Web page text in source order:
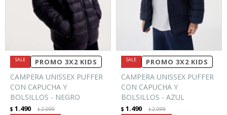
PROMO 3X2 KIDS
CAMPERA UNISSEX PUFFER
CON CAPUCHA Y
BOLSILLOS - NEGRO
$ 1.490 $2.099
PROMO 3X2 KIDS
CAMPERA UNISSEX PUFFER
CON CAPUCHA Y
BOLSILLOS - AZUL
$ 1.490 $2.099